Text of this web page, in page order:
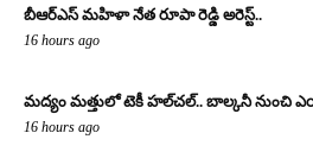
బీఆర్ఎస్ మహిళా నేత రూపా రెడ్డి అరెస్ట్..
16 hours ago
మద్యం మత్తులో టెకీ హల్‌చల్.. బాల్కనీ నుంచి
16 hours ago